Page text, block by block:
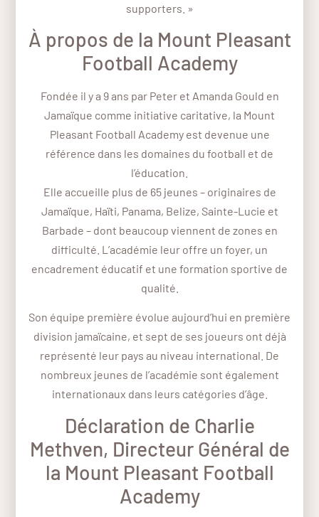
supporters. »
À propos de la Mount Pleasant
Football Academy
Fondée il y a 9 ans par Peter et Amanda Gould en
Jamaïque comme initiative caritative, la Mount
Pleasant Football Academy est devenue une
référence dans les domaines du football et de
l’éducation.
Elle accueille plus de 65 jeunes – originaires de
Jamaïque, Haïti, Panama, Belize, Sainte-Lucie et
Barbade – dont beaucoup viennent de zones en
difficulté. L’académie leur offre un foyer, un
encadrement éducatif et une formation sportive de
qualité.
Son équipe première évolue aujourd’hui en première
division jamaïcaine, et sept de ses joueurs ont déjà
représenté leur pays au niveau international. De
nombreux jeunes de l’académie sont également
internationaux dans leurs catégories d’âge.
Déclaration de Charlie
Methven, Directeur Général de
la Mount Pleasant Football
Academy